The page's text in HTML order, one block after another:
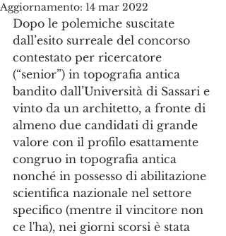
Aggiornamento: 14 mar 2022
Dopo le polemiche suscitate
dall’esito surreale del concorso
contestato per ricercatore
(“senior”) in topografia antica
bandito dall’Università di Sassari e
vinto da un architetto, a fronte di
almeno due candidati di grande
valore con il profilo esattamente
congruo in topografia antica
nonché in possesso di abilitazione
scientifica nazionale nel settore
specifico (mentre il vincitore non
ce l'ha), nei giorni scorsi è stata